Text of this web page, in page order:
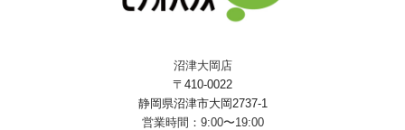
沼津大岡店
〒410-0022
静岡県沼津市大岡2737-1
営業時間：9:00〜19:00